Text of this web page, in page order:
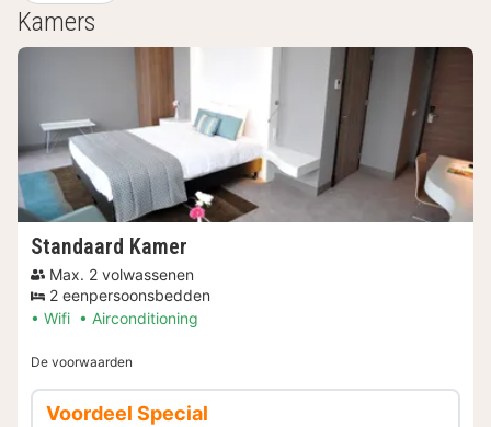
Kamers
Standaard Kamer
Max. 2 volwassenen
2 eenpersoonsbedden
Wifi
Airconditioning
De voorwaarden
Voordeel Special